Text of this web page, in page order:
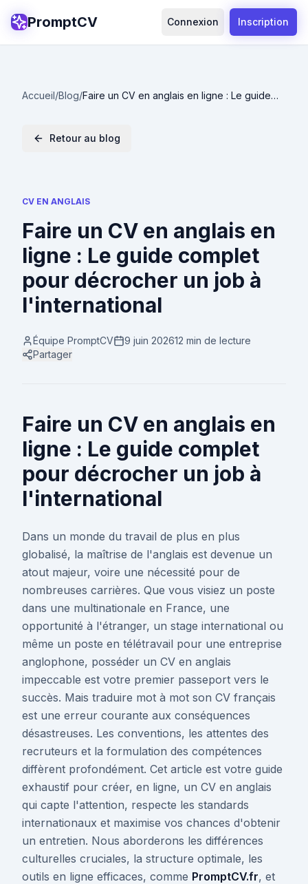
PromptCV Connexion Inscription
Accueil/Blog/Faire un CV en anglais en ligne : Le guide
Retour au blog
CV EN ANGLAIS
Faire un CV en anglais en
ligne : Le guide complet
pour décrocher un job à
l'international
Équipe PromptCV 9 juin 202612 min de lecture
Partager
Faire un CV en anglais en
ligne : Le guide complet
pour décrocher un job à
l'international
Dans un monde du travail de plus en plus
globalisé, la maîtrise de l'anglais est devenue un
atout majeur, voire une nécessité pour de
nombreuses carrières. Que vous visiez un poste
dans une multinationale en France, une
opportunité à l'étranger, un stage international ou
même un poste en télétravail pour une entreprise
anglophone, posséder un CV en anglais
impeccable est votre premier passeport vers le
succès. Mais traduire mot à mot son CV français
est une erreur courante aux conséquences
désastreuses. Les conventions, les attentes des
recruteurs et la formulation des compétences
diffèrent profondément. Cet article est votre guide
exhaustif pour créer, en ligne, un CV en anglais
qui capte l'attention, respecte les standards
internationaux et maximise vos chances d'obtenir
un entretien. Nous aborderons les différences
culturelles cruciales, la structure optimale, les
outils en ligne efficaces, comme PromptCV.fr, et